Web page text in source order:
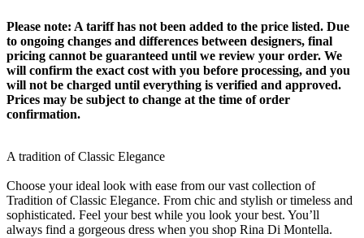
Please note: A tariff has not been added to the price listed. Due
to ongoing changes and differences between designers, final
pricing cannot be guaranteed until we review your order. We
will confirm the exact cost with you before processing, and you
will not be charged until everything is verified and approved.
Prices may be subject to change at the time of order
confirmation.
A tradition of Classic Elegance
Choose your ideal look with ease from our vast collection of
Tradition of Classic Elegance. From chic and stylish or timeless and
sophisticated. Feel your best while you look your best. You’ll
always find a gorgeous dress when you shop Rina Di Montella.